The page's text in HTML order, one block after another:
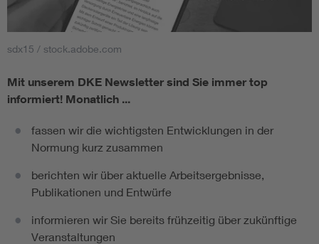
sdx15 / stock.adobe.com
Mit unserem DKE Newsletter sind Sie immer top
informiert! Monatlich ...
fassen wir die wichtigsten Entwicklungen in der
Normung kurz zusammen
berichten wir über aktuelle Arbeitsergebnisse,
Publikationen und Entwürfe
informieren wir Sie bereits frühzeitig über zukünftige
Veranstaltungen